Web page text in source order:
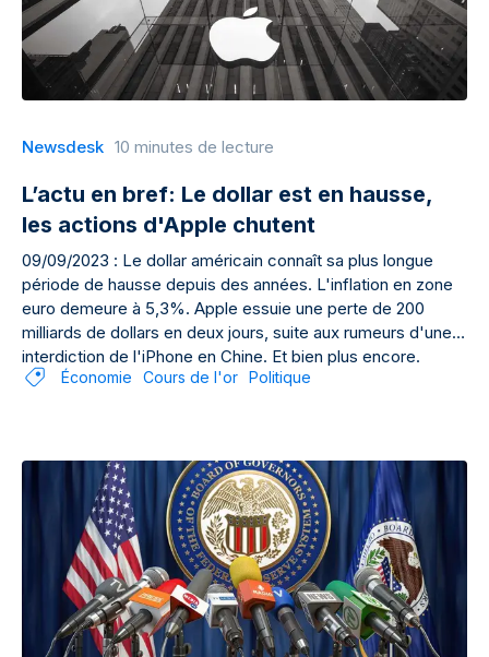
Newsdesk 10 minutes de lecture
L’actu en bref: Le dollar est en hausse,
les actions d'Apple chutent
09/09/2023 : Le dollar américain connaît sa plus longue
période de hausse depuis des années. L'inflation en zone
euro demeure à 5,3%. Apple essuie une perte de 200
milliards de dollars en deux jours, suite aux rumeurs d'une
interdiction de l'iPhone en Chine. Et bien plus encore.
Économie Cours de l'or Politique